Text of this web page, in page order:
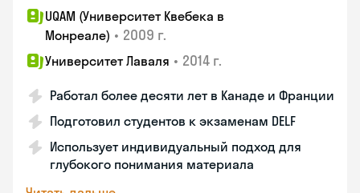
UQAM (Университет Квебека в
Монреале) • 2009 г.
Университет Лаваля • 2014 г.
Работал более десяти лет в Канаде и Франции
Подготовил студентов к экзаменам DELF
Использует индивидуальный подход для
глубокого понимания материала